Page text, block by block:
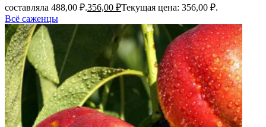
составляла 488,00 ₽.356,00 ₽Текущая цена: 356,00 ₽.
Всё саженцы